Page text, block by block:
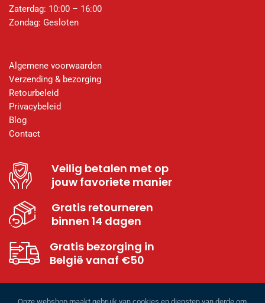
Zaterdag: 10:00 – 16:00
Zondag: Gesloten
Algemene voorwaarden
Verzending & bezorging
Retourbeleid
Privacybeleid
Blog
Contact
Veilig betalen met op
jouw favoriete manier
Gratis retourneren
binnen 14 dagen
Gratis bezorging in
België vanaf €50